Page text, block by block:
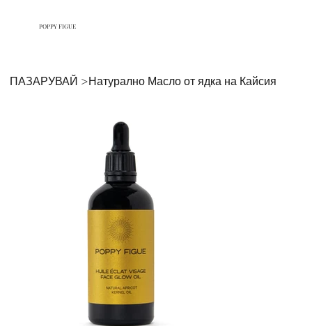
POPPY FIGUE
ПАЗАРУВАЙ >Натурално Масло от ядка на Кайсия